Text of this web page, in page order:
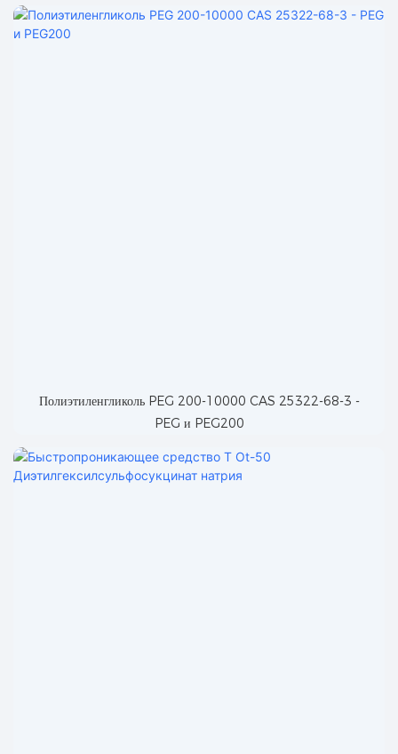
Полиэтиленгликоль PEG 200-10000 CAS 25322-68-3 -
PEG и PEG200